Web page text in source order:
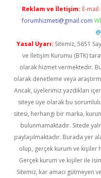
Reklam ve İletişim: E-mail:
forumhizmeti@gmail.com
Yasal Uyarı: Sitemiz, 5651
ve İletişim Kurumu (BTK)
olarak hizmet vermektedir.
olarak denetleme veya
Ancak, üyelerimiz yazdıkları
siteye üye olarak bu
sitesi, herhangi bir marka,
bulunmamaktadır. Sitede
paylaşılmaktadır. Burada yer
olup, gerçek kurum ve kişiler
Gerçek kurum ve kişiler ile
Sitemiz, kar amacı gütmeyen